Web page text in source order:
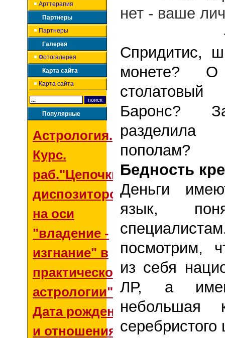
Арттерапия
Партнеры
Партнеры
Галерея
Фотогалерея
Карта сайта
Карта сайта
Популярные
Астрология.
Курс.
раб."Цепочки
диспозиторов
на оси
"владение -
изгнание" в
практической
астрологии"
Дата рождения
и отношения со
нет - ваше
- Что
Спридитис,
монете?
Баронс?
пополам?
Бедность
Деньги
язык,
посмотрим,
из себя
ЛР, а
небольшая
серебристого